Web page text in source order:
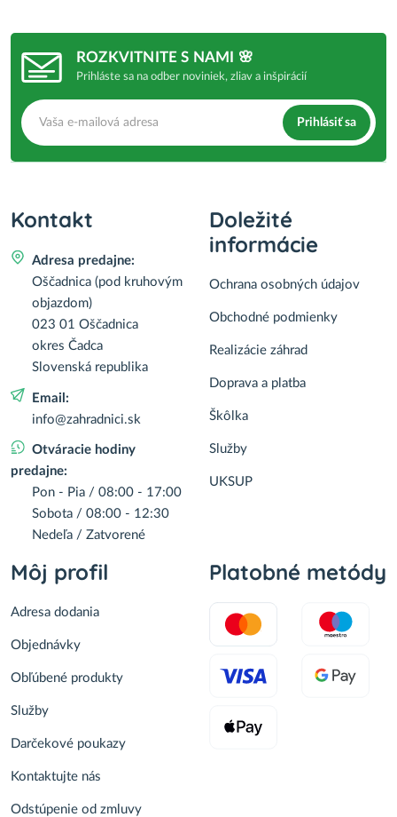
ROZKVITNITE S NAMI 🌸
Prihláste sa na odber noviniek, zliav a inšpirácií
Prihlásiť sa
Kontakt
Adresa predajne:
Oščadnica (pod kruhovým
objazdom)
023 01 Oščadnica
okres Čadca
Slovenská republika
Email:
info@zahradnici.sk
Otváracie hodiny
predajne:
Pon - Pia / 08:00 - 17:00
Sobota / 08:00 - 12:30
Nedeľa / Zatvorené
Doležité
informácie
Ochrana osobných údajov
Obchodné podmienky
Realizácie záhrad
Doprava a platba
Škôlka
Služby
UKSUP
Môj profil
Adresa dodania
Objednávky
Obľúbené produkty
Služby
Darčekové poukazy
Kontaktujte nás
Odstúpenie od zmluvy
Platobné metódy